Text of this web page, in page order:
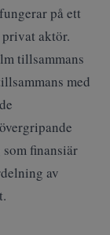
på ett
aktör.
tillsammans
med
som finansiär
av